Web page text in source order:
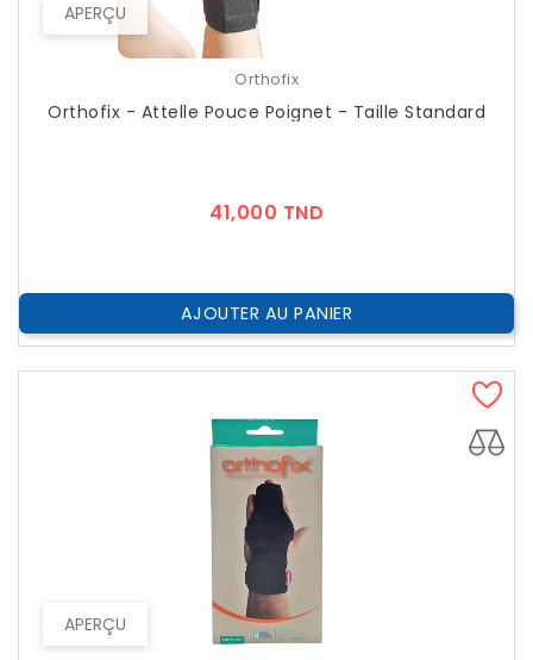
APERÇU
Orthofix
Orthofix - Attelle Pouce Poignet - Taille Standard
41,000 TND
AJOUTER AU PANIER
APERÇU